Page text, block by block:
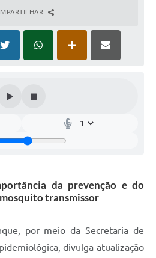
da prevenção e do
transmissor
por meio da Secretaria de
divulga atualização